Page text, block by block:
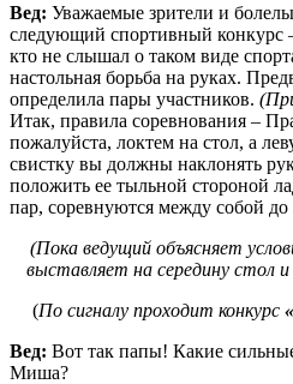
Вед: Уважаемые зрители и
следующий спортивный конкурс
кто не слышал о таком виде
настольная борьба на руках.
определила пары участников.
Итак, правила соревнования –
пожалуйста, локтем на стол, а
свистку вы должны наклонять
положить ее тыльной стороной
пар, соревнуются между собой до
(Пока ведущий объясняет
выставляет на середину стол
(По сигналу проходит конкурс
Вед: Вот так папы! Какие
Миша?